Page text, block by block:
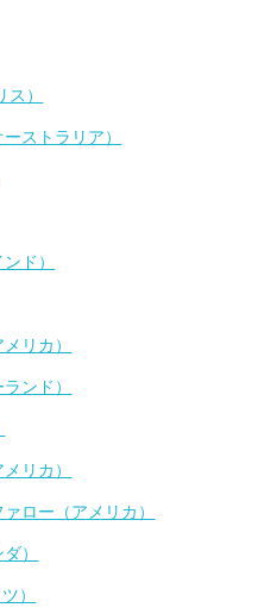
）
ストラリア）
ド）
リカ）
ンド）
リカ）
ロー（アメリカ）
）
）